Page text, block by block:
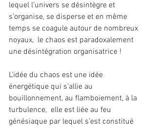
lequel l’univers se désintègre et
s’organise, se disperse et en même
temps se coagule autour de nombreux
noyaux,  le chaos est paradoxalement
une désintégration organisatrice !
L’idée du chaos est une idée
énergétique qui s’allie au
bouillonnement, au flamboiement, à la
turbulence,  elle est liée au feu
génésiaque par lequel s’est constitué